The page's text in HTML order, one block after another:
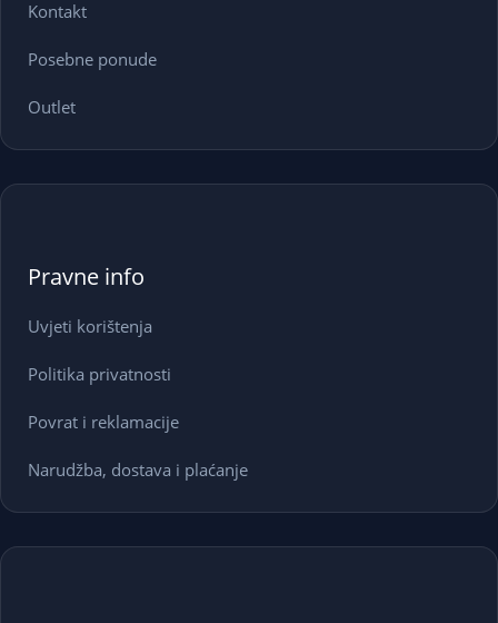
Kontakt
Posebne ponude
Outlet
Pravne info
Uvjeti korištenja
Politika privatnosti
Povrat i reklamacije
Narudžba, dostava i plaćanje